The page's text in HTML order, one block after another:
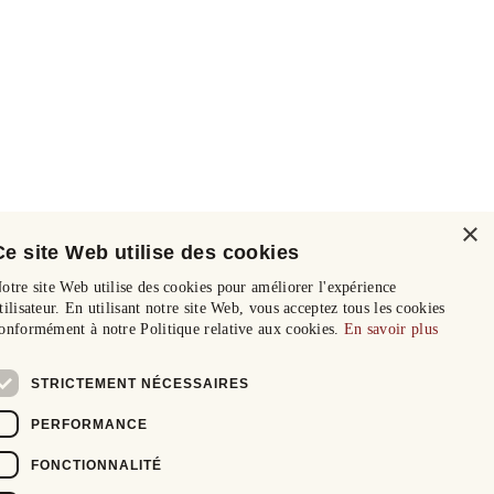
×
site Web utilise des cookies
site Web utilise des cookies pour améliorer l'expérience
En utilisant notre site Web, vous acceptez tous les cookies
à notre Politique relative aux cookies. En savoir plus
STRICTEMENT NÉCESSAIRES
PERFORMANCE
FONCTIONNALITÉ